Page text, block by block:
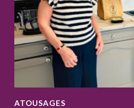
ATOUSAGES